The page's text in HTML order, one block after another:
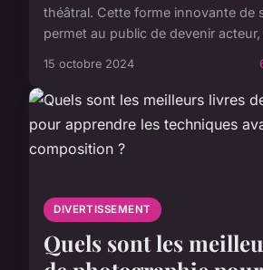
théâtral. Cette forme innovante de
permet au public de devenir
15 octobre 2024
DIVERTISSEMENT
Quels sont les